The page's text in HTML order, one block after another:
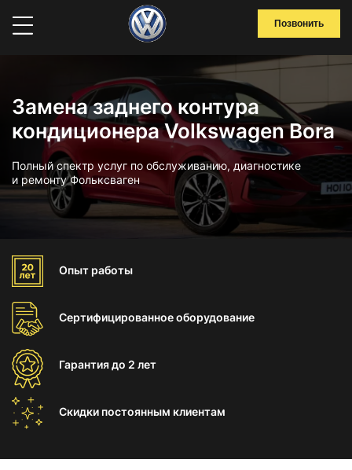
Позвонить
Замена заднего контура
кондиционера Volkswagen Bora
Полный спектр услуг по обслуживанию, диагностике
и ремонту Фольксваген
Опыт работы
Сертифицированноеоборудование
Гарантиядо 2 лет
Скидки постоянным клиентам